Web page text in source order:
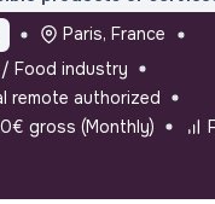
Paris, France
Food industry
remote authorized
gross (Monthly)